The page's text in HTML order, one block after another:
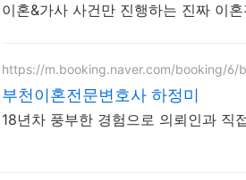
이혼&가사 사건만 진행하는 진짜 이
https://m.booking.naver.com/booking/6/
부천이혼전문변호사 하정미
18년차 풍부한 경험으로 의뢰인과 직